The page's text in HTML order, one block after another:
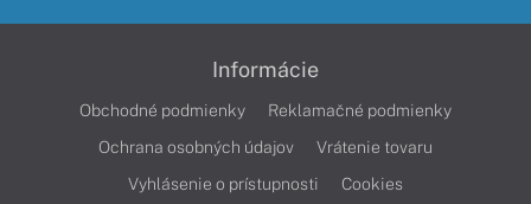
Informácie
Obchodné podmienky
Reklamačné podmienky
Ochrana osobných údajov
Vrátenie tovaru
Vyhlásenie o prístupnosti
Cookies